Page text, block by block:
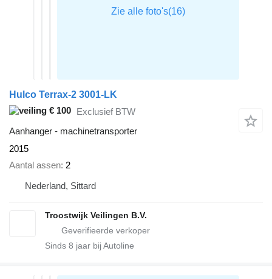
Hulco Terrax-2 3001-LK
€ 100 Exclusief BTW
Aanhanger - machinetransporter
2015
Aantal assen 2
Nederland, Sittard
Troostwijk Veilingen B.V.
Sinds 8 jaar bij Autoline